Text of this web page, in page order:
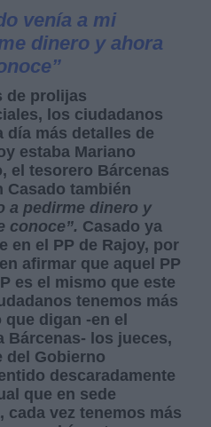
venía a mi
dinero y ahora
de prolijas
los ciudadanos
día más detalles de
estaba Mariano
el tesorero Bárcenas
Casado también
a pedirme dinero y
conoce”. Casado ya
en el PP de Rajoy, por
afirmar que aquel PP
es el mismo que este
tenemos más
que digan -en el
Bárcenas- los jueces,
del Gobierno
descaradamente
que en sede
cada vez tenemos más